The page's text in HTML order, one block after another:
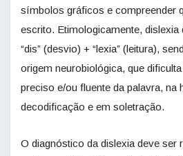
símbolos gráficos e compreender
escrito. Etimologicamente,
“dis” (desvio) + “lexia” (leitura),
origem neurobiológica, que
preciso e/ou fluente da palavra, na
decodificação e em soletração.
O diagnóstico da dislexia deve ser